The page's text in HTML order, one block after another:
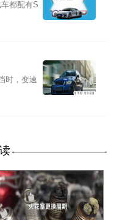
都配有S
时，变速